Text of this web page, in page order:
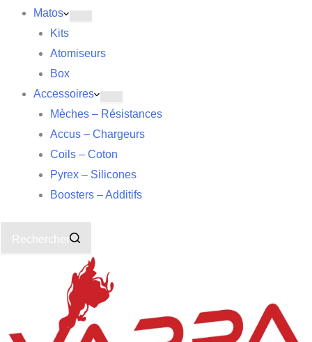
Matos
Kits
Atomiseurs
Box
Accessoires
Mèches – Résistances
Accus – Chargeurs
Coils – Coton
Pyrex – Silicones
Boosters – Additifs
Rechercher